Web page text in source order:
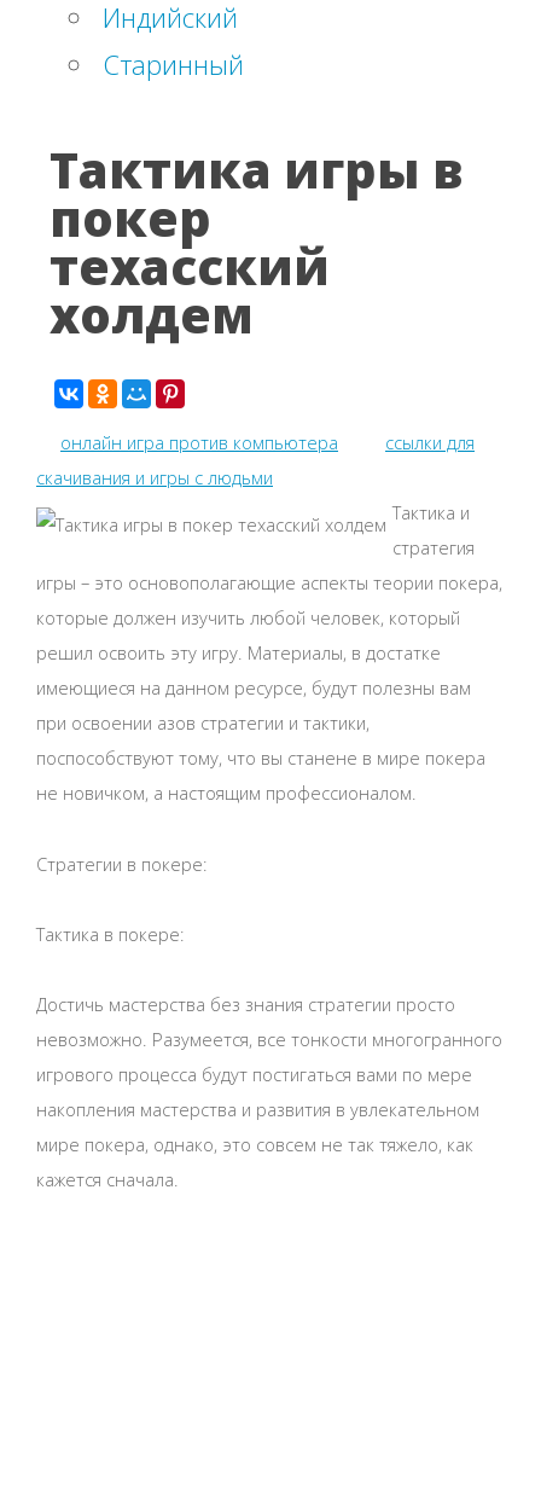
Индийский
Старинный
Тактика игры в
покер
техасский
холдем
онлайн игра против компьютера
ссылки для
скачивания и игры с людьми
Тактика и
стратегия
игры – это основополагающие аспекты теории покера,
которые должен изучить любой человек, который
решил освоить эту игру. Материалы, в достатке
имеющиеся на данном ресурсе, будут полезны вам
при освоении азов стратегии и тактики,
поспособствуют тому, что вы станене в мире покера
не новичком, а настоящим профессионалом.
Стратегии в покере:
Тактика в покере:
Достичь мастерства без знания стратегии просто
невозможно. Разумеется, все тонкости многогранного
игрового процесса будут постигаться вами по мере
накопления мастерства и развития в увлекательном
мире покера, однако, это совсем не так тяжело, как
кажется сначала.